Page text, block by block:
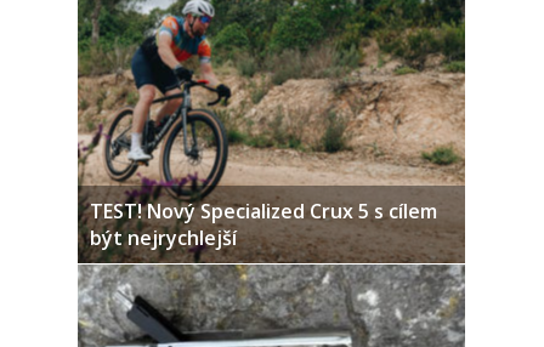
TEST! Nový Specialized Crux 5 s cílem
být nejrychlejší